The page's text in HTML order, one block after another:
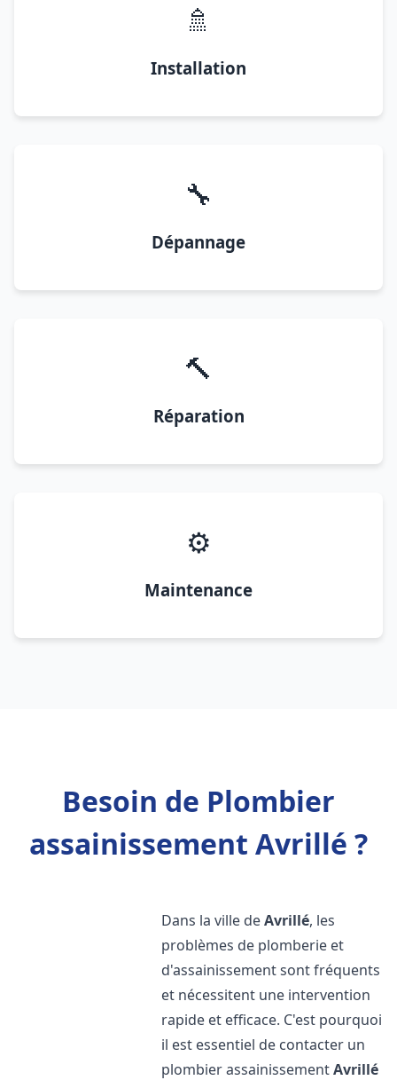
🚿
Installation
🔧
Dépannage
🔨
Réparation
⚙️
Maintenance
Besoin de Plombier
assainissement Avrillé ?
Dans la ville deAvrillé, les
problèmes de plomberie et
d'assainissement sont fréquents
et nécessitent une intervention
rapide et efficace. C'est pourquoi
il est essentiel de contacter un
plombier assainissementAvrillé